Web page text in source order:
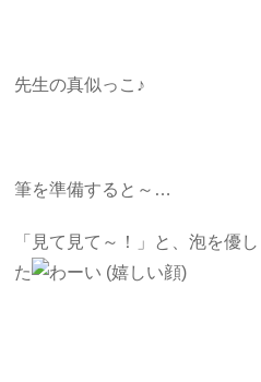
先生の真似っこ♪
筆を準備すると～…
「見て見て～！」と、泡を優
た